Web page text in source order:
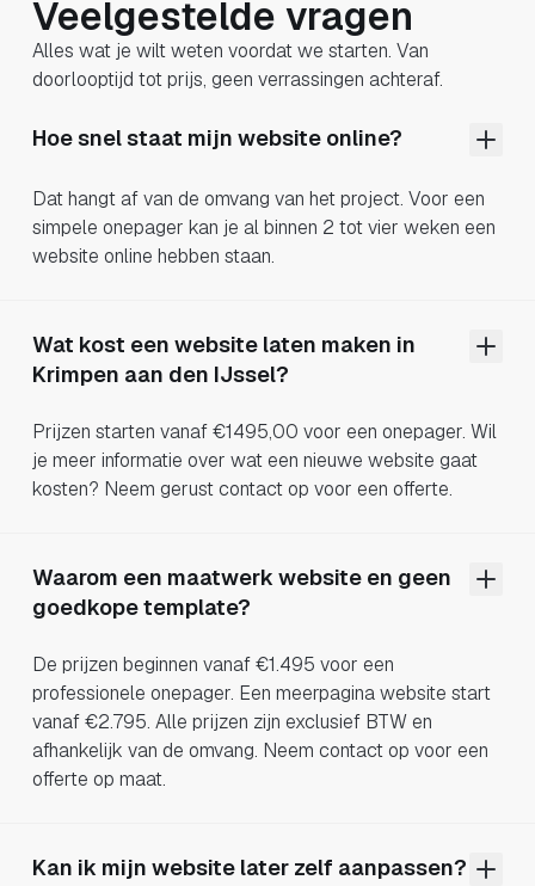
Veelgestelde vragen
Alles wat je wilt weten voordat we starten. Van
doorlooptijd tot prijs, geen verrassingen achteraf.
Hoe snel staat mijn website online?
Dat hangt af van de omvang van het project. Voor een
simpele onepager kan je al binnen 2 tot vier weken een
website online hebben staan.
Wat kost een website laten maken in
Krimpen aan den IJssel?
Prijzen starten vanaf €1495,00 voor een onepager. Wil
je meer informatie over wat een nieuwe website gaat
kosten? Neem gerust contact op voor een offerte.
Waarom een maatwerk website en geen
goedkope template?
De prijzen beginnen vanaf €1.495 voor een
professionele onepager. Een meerpagina website start
vanaf €2.795. Alle prijzen zijn exclusief BTW en
afhankelijk van de omvang. Neem contact op voor een
offerte op maat.
Kan ik mijn website later zelf aanpassen?